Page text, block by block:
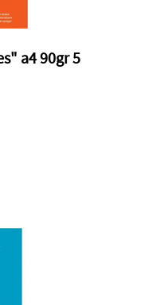
a4 90gr 5